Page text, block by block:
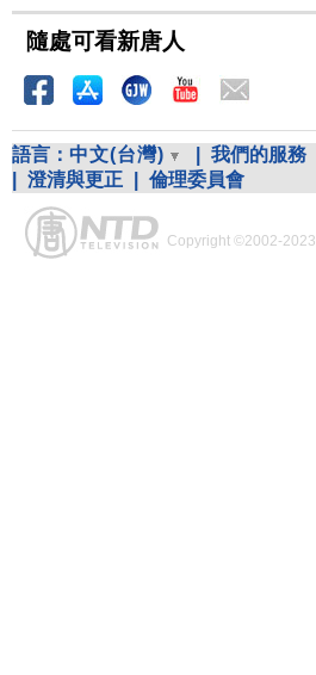
隨處可看新唐人
語言： 中文(台灣) 我們的服務
澄清與更正 倫理委員會
Copyright ©2002-2023